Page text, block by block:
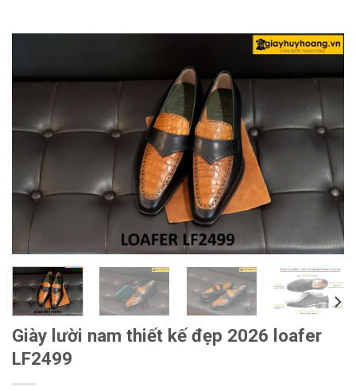
Giày lười nam thiết kế đẹp 2026 loafer
LF2499